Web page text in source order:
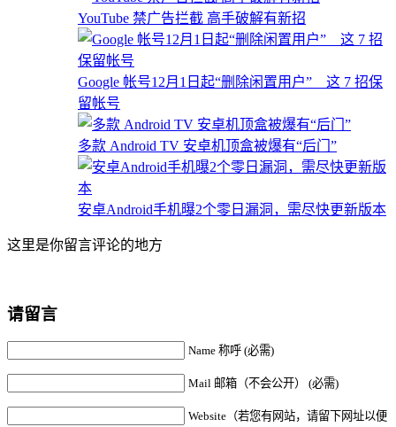
YouTube 禁广告拦截 高手破解有新招
Google 帐号12月1日起“删除闲置用户” 这 7 招保
留帐号
多款 Android TV 安卓机顶盒被爆有“后门”
安卓Android手机曝2个零日漏洞，需尽快更新版本
这里是你留言评论的地方
请留言
Name 称呼 (必需)
Mail 邮箱（不会公开） (必需)
Website（若您有网站，请留下网址以便